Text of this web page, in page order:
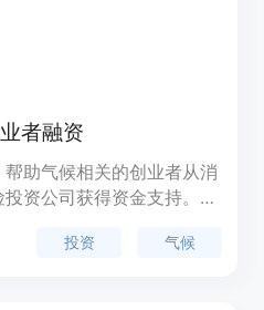
者融资
助气候相关的创业者从消
资公司获得资金支持。创
以加入气候意识投资者网
投资 气候